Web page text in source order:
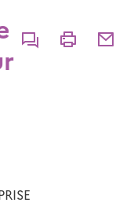
CommenterImprimer